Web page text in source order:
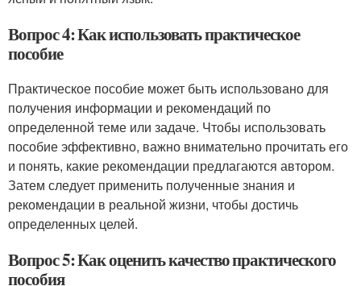
Вопрос 4: Как использовать практическое
пособие
Практическое пособие может быть использовано для
получения информации и рекомендаций по
определенной теме или задаче. Чтобы использовать
пособие эффективно, важно внимательно прочитать его
и понять, какие рекомендации предлагаются автором.
Затем следует применить полученные знания и
рекомендации в реальной жизни, чтобы достичь
определенных целей.
Вопрос 5: Как оценить качество практического
пособия